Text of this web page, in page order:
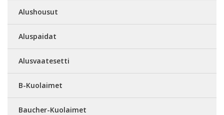
Alushousut
Aluspaidat
Alusvaatesetti
B-Kuolaimet
Baucher-Kuolaimet